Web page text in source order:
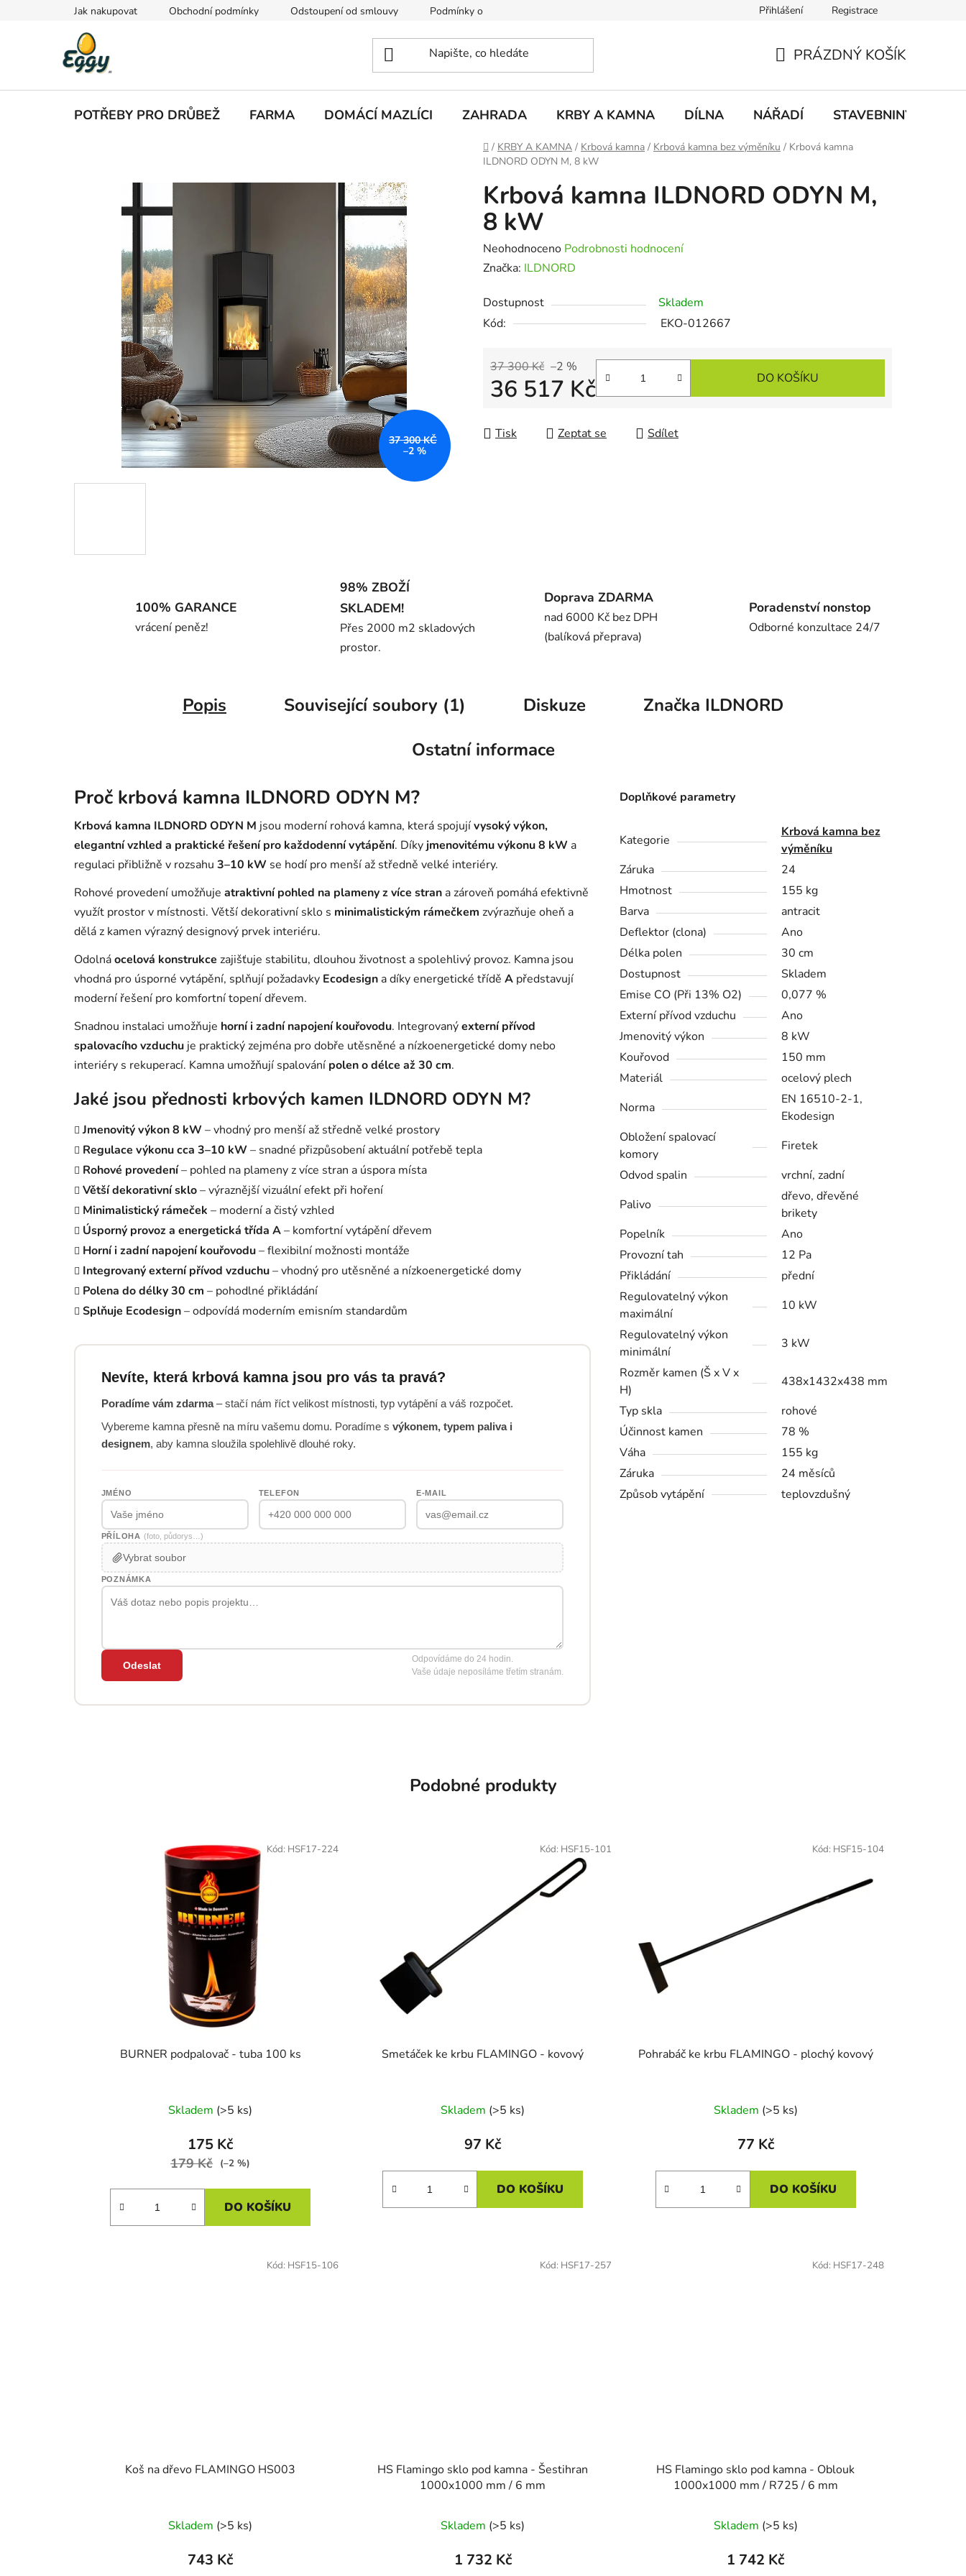
Jak nakupovat Obchodní podmínky Odstoupení od smlouvy Podmínky ochrany osobních údajů Doprava a platbaPřihlášení Registrace
KOŠÍK
PRÁZDNÝ KOŠÍK
POTŘEBY PRO DRŮBEŽ FARMA DOMÁCÍ MAZLÍCI ZAHRADA KRBY A KAMNA DÍLNA NÁŘADÍ STAVEBNINY
Domů
/ KRBY A KAMNA / Krbová kamna / Krbová kamna bez výměníku / Krbová kamna
ILDNORD ODYN M, 8 kW
Krbová kamna ILDNORD ODYN M,
8 kW
Průměrné
hodnocení
je
0,0
hvězdiček.
Neohodnoceno Podrobnosti hodnocení
Značka: ILDNORD
Dostupnost
Skladem
Kód:
EKO-012667
37 300 Kč –2 %
36 517 Kč DO KOŠÍKU
Tisk Zeptat se Sdílet
37 300 KČ
–2 %
100% GARANCE
vrácení peněz!
98% ZBOŽÍ
SKLADEM!
Přes 2000 m2 skladových
prostor.
Doprava ZDARMA
nad 6000 Kč bez DPH
(balíková přeprava)
Poradenství nonstop
Odborné konzultace 24/7
Popis Související soubory (1) Diskuze Značka ILDNORD
Ostatní informace
Proč krbová kamna ILDNORD ODYN M?
Krbová kamna ILDNORD ODYN M jsou moderní rohová kamna, která spojujívysoký výkon,
elegantní vzhled a praktické řešení pro každodenní vytápění. Díky jmenovitému výkonu 8 kW a
regulaci přibližně v rozsahu 3–10 kW se hodí pro menší až středně velké interiéry.
Rohové provedení umožňuje atraktivní pohled na plameny z více stran a zároveň pomáhá efektivně
využít prostor v místnosti. Větší dekorativní sklo s minimalistickým rámečkem zvýrazňuje oheň a
dělá z kamen výrazný designový prvek interiéru.
Odolnáocelová konstrukce zajišťuje stabilitu, dlouhou životnost a spolehlivý provoz. Kamna jsou
vhodná pro úsporné vytápění, splňují požadavky Ecodesign a díky energetické třídě A představují
moderní řešení pro komfortní topení dřevem.
Snadnou instalaci umožňuje horní i zadní napojení kouřovodu. Integrovanýexterní přívod
spalovacího vzduchu je praktický zejména pro dobře utěsněné a nízkoenergetické domy nebo
interiéry s rekuperací. Kamna umožňují spalování polen o délce až 30 cm.
Jaké jsou přednosti krbových kamen ILDNORD ODYN M?
Jmenovitý výkon 8 kW– vhodný pro menší až středně velké prostory
Regulace výkonu cca 3–10 kW– snadné přizpůsobení aktuální potřebě tepla
Rohové provedení– pohled na plameny z více stran a úspora místa
Větší dekorativní sklo– výraznější vizuální efekt při hoření
Minimalistický rámeček – moderní a čistý vzhled
Úsporný provoz a energetická třída A– komfortní vytápění dřevem
Horní i zadní napojení kouřovodu– flexibilní možnosti montáže
Integrovaný externí přívod vzduchu– vhodný pro utěsněné a nízkoenergetické domy
Polena do délky 30 cm – pohodlné přikládání
Splňuje Ecodesign– odpovídá moderním emisním standardům
Nevíte, která krbová kamna jsou pro vás ta pravá?
Poradíme vám zdarma– stačí nám říct velikost místnosti, typ vytápění a váš rozpočet.
Vybereme kamna přesně na míru vašemu domu. Poradíme s výkonem, typem paliva i
designem, aby kamna sloužila spolehlivě dlouhé roky.
JMÉNO TELEFON E-MAIL
PŘÍLOHA (foto, půdorys…)
Vybrat soubor
POZNÁMKA
Odeslat
Odpovídáme do 24 hodin.
Vaše údaje neposíláme třetím stranám.
Doplňkové parametry
Kategorie
Krbová kamna bez
výměníku
Záruka
24
Hmotnost
155 kg
Barva
antracit
Deflektor (clona)
Ano
Délka polen
30 cm
Dostupnost
Skladem
Emise CO (Při 13% O2)
0,077 %
Externí přívod vzduchu
Ano
Jmenovitý výkon
8 kW
Kouřovod
150 mm
Materiál
ocelový plech
Norma
EN 16510-2-1,
Ekodesign
Obložení spalovací
komory
Firetek
Odvod spalin
vrchní, zadní
Palivo
dřevo, dřevěné
brikety
Popelník
Ano
Provozní tah
12 Pa
Přikládání
přední
Regulovatelný výkon
maximální
10 kW
Regulovatelný výkon
minimální
3 kW
Rozměr kamen (Š x V x
H)
438x1432x438 mm
Typ skla
rohové
Účinnost kamen
78 %
Váha
155 kg
Záruka
24 měsíců
Způsob vytápění
teplovzdušný
Podobné produkty
BURNER podpalovač - tuba 100 ks
Skladem (>5 ks)
175 Kč
179 Kč (–2 %)
DO KOŠÍKU
Kód: HSF17-224
Smetáček ke krbu FLAMINGO - kovový
Skladem (>5 ks)
97 Kč
DO KOŠÍKU
Kód: HSF15-101
Pohrabáč ke krbu FLAMINGO - plochý kovový
Skladem (>5 ks)
77 Kč
DO KOŠÍKU
Kód: HSF15-104
Koš na dřevo FLAMINGO HS003
Skladem (>5 ks)
743 Kč
Kód: HSF15-106
HS Flamingo sklo pod kamna - Šestihran
1000x1000 mm / 6 mm
Skladem (>5 ks)
1 732 Kč
Kód: HSF17-257
HS Flamingo sklo pod kamna - Oblouk
1000x1000 mm / R725 / 6 mm
Skladem (>5 ks)
1 742 Kč
Kód: HSF17-248